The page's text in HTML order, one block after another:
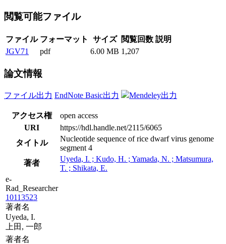
閲覧可能ファイル
ファイル フォーマット サイズ 閲覧回数 説明
JGV71
pdf 6.00 MB 1,207
論文情報
ファイル出力 EndNote Basic出力 Mendeley出力
アクセス権
open access
URI
https://hdl.handle.net/2115/6065
タイトル
Nucleotide sequence of rice dwarf virus genome
segment 4
著者
Uyeda, I. ; Kudo, H. ; Yamada, N. ; Matsumura,
T. ; Shikata, E.
e-
Rad_Researcher
10113523
著者名
Uyeda, I.
上田, 一郎
著者名